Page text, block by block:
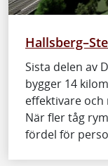
Sista delen av
bygger 14
effektivare
När fler tåg
fördel för